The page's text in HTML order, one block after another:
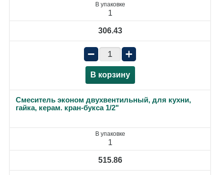
В упаковке
1
306.43
− +
В корзину
Смеситель эконом двухвентильный, для кухни,
гайка, керам. кран-букса 1/2"
В упаковке
1
515.86